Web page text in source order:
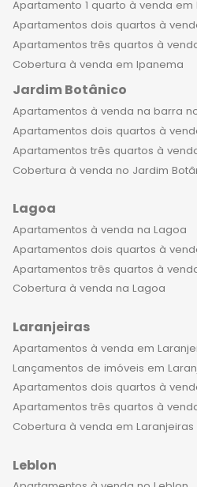
estabelecimentos mais
requintados, perfeitos para
datas especiais e momentos
importantes com a família. Por fim, é
importante destacar que
um apartamento de luxo no
Flamengo é uma escolha
que representa um
seguro e rentável no longo
oportunidades de negócios,
ser uma excelente opção
busca qualidade de vida,
bem-estar para a família. Não perca
a oportunidade de conhecer
venda no Flamengo RJ e de se
surpreender com tudo que
região pode oferecer. Venha
uma experiência única e
ao lado da sua família.
Apartamento 1 quarto à venda em
Apartamentos dois quartos à
Apartamentos três quartos à
Cobertura à venda em Ipanema
Jardim Botânico
Apartamentos à venda na barra
Apartamentos dois quartos à
Apartamentos três quartos à
Cobertura à venda no Jardim
Lagoa
Apartamentos à venda na Lagoa
Apartamentos dois quartos à
Apartamentos três quartos à
Cobertura à venda na Lagoa
Laranjeiras
Apartamentos à venda em
Lançamentos de imóveis em
Apartamentos dois quartos à
Apartamentos três quartos à
Cobertura à venda em Laranjeiras
Leblon